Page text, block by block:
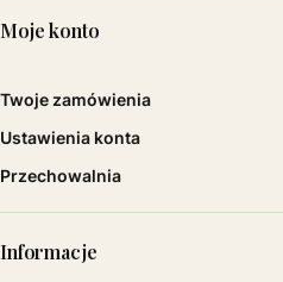
Moje konto
Twoje zamówienia
Ustawienia konta
Przechowalnia
Informacje